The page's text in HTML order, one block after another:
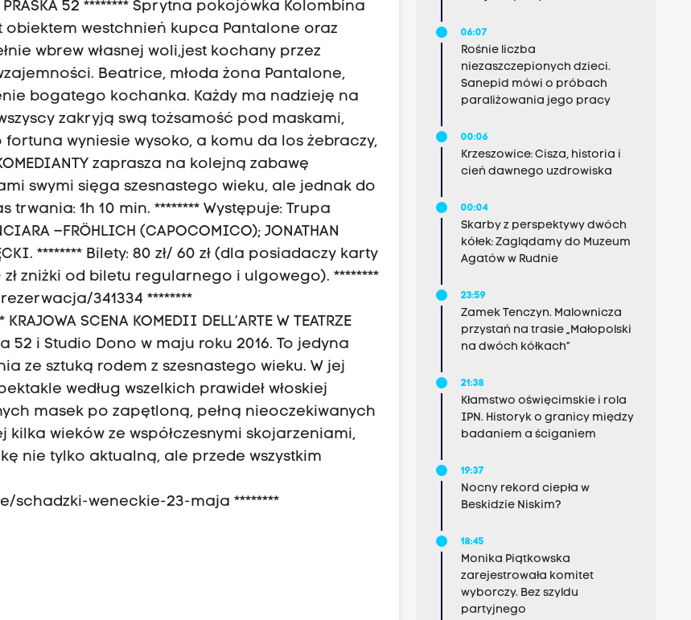
PRASKA 52 ******** Sprytna pokojówka Kolombina
westchnień kupca Pantalone oraz
wbrew własnej woli,jest kochany przez
Beatrice, młoda żona Pantalone,
bogatego kochanka. Każdy ma nadzieję na
zakryją swą tożsamość pod maskami,
wyniesie wysoko, a komu da los żebraczy,
zaprasza na kolejną zabawę
swymi sięga szesnastego wieku, ale jednak do
trwania: 1h 10 min. ******** Występuje: Trupa
–FRÖHLICH (CAPOCOMICO); JONATHAN
******** Bilety: 80 zł/ 60 zł (dla posiadaczy karty
zniżki od biletu regularnego i ulgowego). ********
341334 ********
SCENA KOMEDII DELL’ARTE W TEATRZE
52 i Studio Dono w maju roku 2016. To jedyna
ze sztuką rodem z szesnastego wieku. W jej
według wszelkich prawideł włoskiej
masek po zapętloną, pełną nieoczekiwanych
wieków ze współczesnymi skojarzeniami,
nie tylko aktualną, ale przede wszystkim
schadzki-weneckie-23-maja ********
06:07
Rośnie liczba
niezaszczepionych dzieci.
Sanepid mówi o próbach
paraliżowania jego pracy
00:06
Krzeszowice: Cisza, historia i
cień dawnego uzdrowiska
00:04
Skarby z perspektywy dwóch
kółek: Zaglądamy do Muzeum
Agatów w Rudnie
23:59
Zamek Tenczyn. Malownicza
przystań na trasie „Małopolski
na dwóch kółkach”
21:38
Kłamstwo oświęcimskie i rola
IPN. Historyk o granicy między
badaniem a ściganiem
19:37
Nocny rekord ciepła w
Beskidzie Niskim?
18:45
Monika Piątkowska
zarejestrowała komitet
wyborczy. Bez szyldu
partyjnego